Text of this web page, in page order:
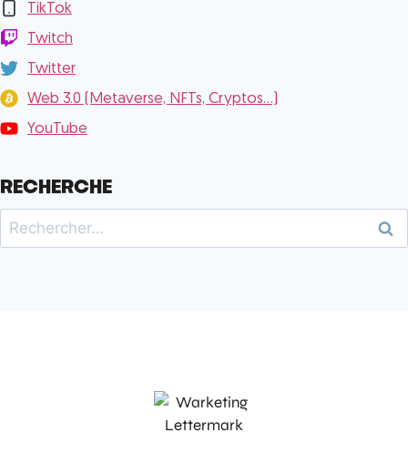
TikTok
Twitch
Twitter
Web 3.0 (Metaverse, NFTs, Cryptos...)
YouTube
RECHERCHE